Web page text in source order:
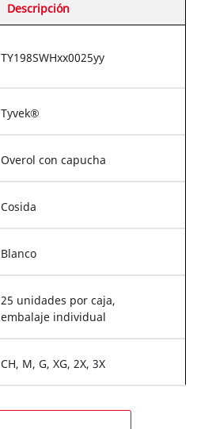
Descripción
TY198SWHxx0025yy
Tyvek®
Overol con capucha
Cosida
Blanco
25 unidades por caja,
embalaje individual
CH, M, G, XG, 2X, 3X